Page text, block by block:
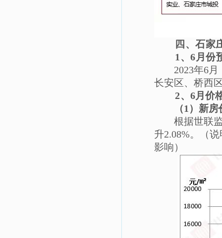
四、石家
1、6月份
2023年6
长安区、桥西
2、6月价
（1） 新房
根据世联
升2.08%。（
影响）